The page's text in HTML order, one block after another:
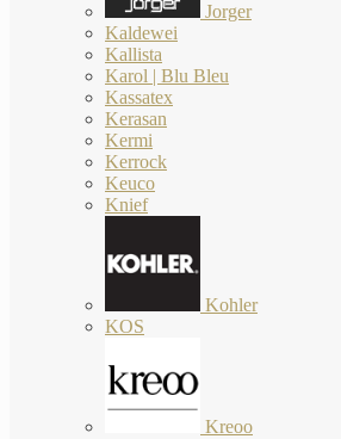
Jorger
Kaldewei
Kallista
Karol | Blu Bleu
Kassatex
Kerasan
Kermi
Kerrock
Keuco
Knief
Kohler
KOS
Kreoo